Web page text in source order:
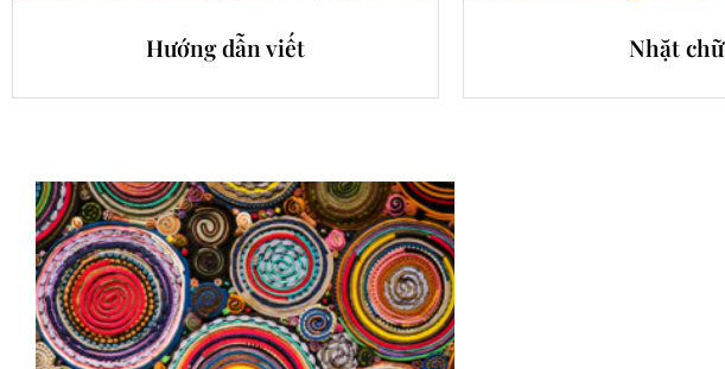
Hướng dẫn viết Nhặt chữ